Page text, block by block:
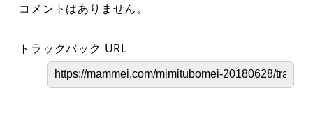
コメントはありません。
トラックバック URL